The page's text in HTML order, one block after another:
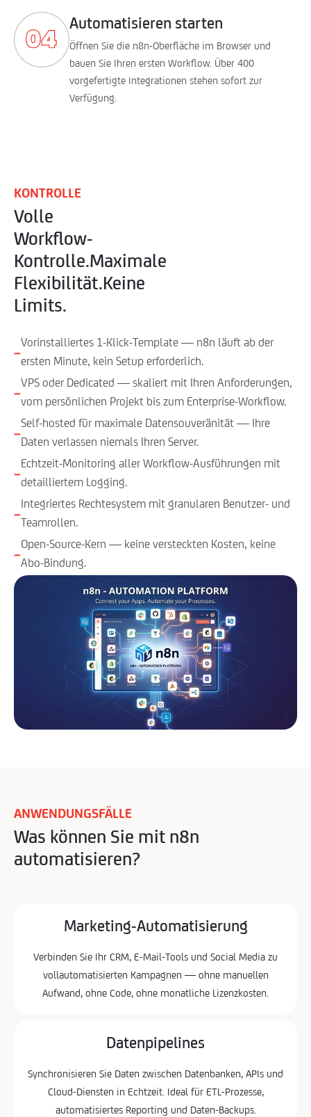
Automatisieren starten
Öffnen Sie die n8n-Oberfläche im Browser und
bauen Sie Ihren ersten Workflow. Über 400
vorgefertigte Integrationen stehen sofort zur
Verfügung.
KONTROLLE
Volle
Workflow-
Kontrolle.Maximale
Flexibilität.Keine
Limits.
−
Vorinstalliertes 1-Klick-Template — n8n läuft ab der
ersten Minute, kein Setup erforderlich.
−
VPS oder Dedicated — skaliert mit Ihren Anforderungen,
vom persönlichen Projekt bis zum Enterprise-Workflow.
−
Self-hosted für maximale Datensouveränität — Ihre
Daten verlassen niemals Ihren Server.
−
Echtzeit-Monitoring aller Workflow-Ausführungen mit
detailliertem Logging.
−
Integriertes Rechtesystem mit granularen Benutzer- und
Teamrollen.
−
Open-Source-Kern — keine versteckten Kosten, keine
Abo-Bindung.
ANWENDUNGSFÄLLE
Was können Sie mit n8n
automatisieren?
Marketing-Automatisierung
Verbinden Sie Ihr CRM, E-Mail-Tools und Social Media zu
vollautomatisierten Kampagnen — ohne manuellen
Aufwand, ohne Code, ohne monatliche Lizenzkosten.
Datenpipelines
Synchronisieren Sie Daten zwischen Datenbanken, APIs und
Cloud-Diensten in Echtzeit. Ideal für ETL-Prozesse,
automatisiertes Reporting und Daten-Backups.